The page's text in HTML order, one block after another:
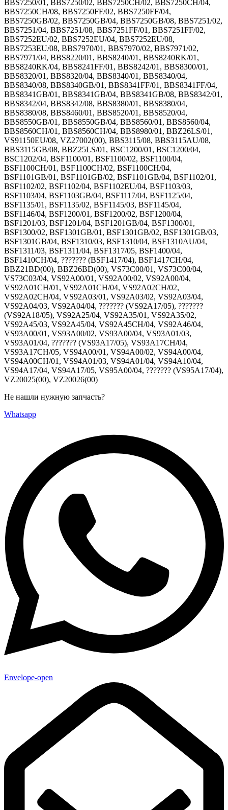
BBS7250/01, BBS7250/02, BBS7250CH/02, BBS7250CH/04,
BBS7250CH/08, BBS7250FF/02, BBS7250FF/04,
BBS7250GB/02, BBS7250GB/04, BBS7250GB/08, BBS7251/02,
BBS7251/04, BBS7251/08, BBS7251FF/01, BBS7251FF/02,
BBS7252EU/02, BBS7252EU/04, BBS7252EU/08,
BBS7253EU/08, BBS7970/01, BBS7970/02, BBS7971/02,
BBS7971/04, BBS8220/01, BBS8240/01, BBS8240RK/01,
BBS8240RK/04, BBS8241FF/01, BBS8242/01, BBS8300/01,
BBS8320/01, BBS8320/04, BBS8340/01, BBS8340/04,
BBS8340/08, BBS8340GB/01, BBS8341FF/01, BBS8341FF/04,
BBS8341GB/01, BBS8341GB/04, BBS8341GB/08, BBS8342/01,
BBS8342/04, BBS8342/08, BBS8380/01, BBS8380/04,
BBS8380/08, BBS8460/01, BBS8520/01, BBS8520/04,
BBS8550GB/01, BBS8550GB/04, BBS8560/01, BBS8560/04,
BBS8560CH/01, BBS8560CH/04, BBS8980/01, BBZ26LS/01,
VS91150EU/08, VZ27002(00), BBS3115/08, BBS3115AU/08,
BBS3115GB/08, BBZ25LS/01, BSC1200/01, BSC1200/04,
BSC1202/04, BSF1100/01, BSF1100/02, BSF1100/04,
BSF1100CH/01, BSF1100CH/02, BSF1100CH/04,
BSF1101GB/01, BSF1101GB/02, BSF1101GB/04, BSF1102/01,
BSF1102/02, BSF1102/04, BSF1102EU/04, BSF1103/03,
BSF1103/04, BSF1103GB/04, BSF1117/04, BSF1125/04,
BSF1135/01, BSF1135/02, BSF1145/03, BSF1145/04,
BSF1146/04, BSF1200/01, BSF1200/02, BSF1200/04,
BSF1201/03, BSF1201/04, BSF1201GB/04, BSF1300/01,
BSF1300/02, BSF1301GB/01, BSF1301GB/02, BSF1301GB/03,
BSF1301GB/04, BSF1310/03, BSF1310/04, BSF1310AU/04,
BSF1311/03, BSF1311/04, BSF1317/05, BSF1400/04,
BSF1410CH/04, ??????? (BSF1417/04), BSF1417CH/04,
BBZ21BD(00), BBZ26BD(00), VS73C00/01, VS73C00/04,
VS73C03/04, VS92A00/01, VS92A00/02, VS92A00/04,
VS92A01CH/01, VS92A01CH/04, VS92A02CH/02,
VS92A02CH/04, VS92A03/01, VS92A03/02, VS92A03/04,
VS92A04/03, VS92A04/04, ??????? (VS92A17/05), ???????
(VS92A18/05), VS92A25/04, VS92A35/01, VS92A35/02,
VS92A45/03, VS92A45/04, VS92A45CH/04, VS92A46/04,
VS93A00/01, VS93A00/02, VS93A00/04, VS93A01/03,
VS93A01/04, ??????? (VS93A17/05), VS93A17CH/04,
VS93A17CH/05, VS94A00/01, VS94A00/02, VS94A00/04,
VS94A00CH/01, VS94A01/03, VS94A01/04, VS94A10/04,
VS94A17/04, VS94A17/05, VS95A00/04, ??????? (VS95A17/04),
VZ20025(00), VZ20026(00)
Не нашли нужную запчасть?
Whatsapp
Envelope-open